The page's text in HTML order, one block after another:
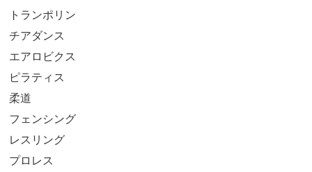
トランポリン
チアダンス
エアロビクス
ピラティス
柔道
フェンシング
レスリング
プロレス